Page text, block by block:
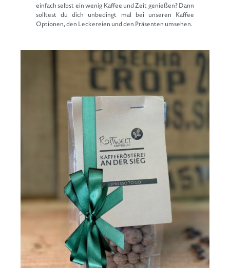
einfach selbst ein wenig Kaffee und Zeit genießen? Dann
solltest du dich unbedingt mal bei unseren Kaffee
Optionen, den Leckereien und den Präsenten umsehen.